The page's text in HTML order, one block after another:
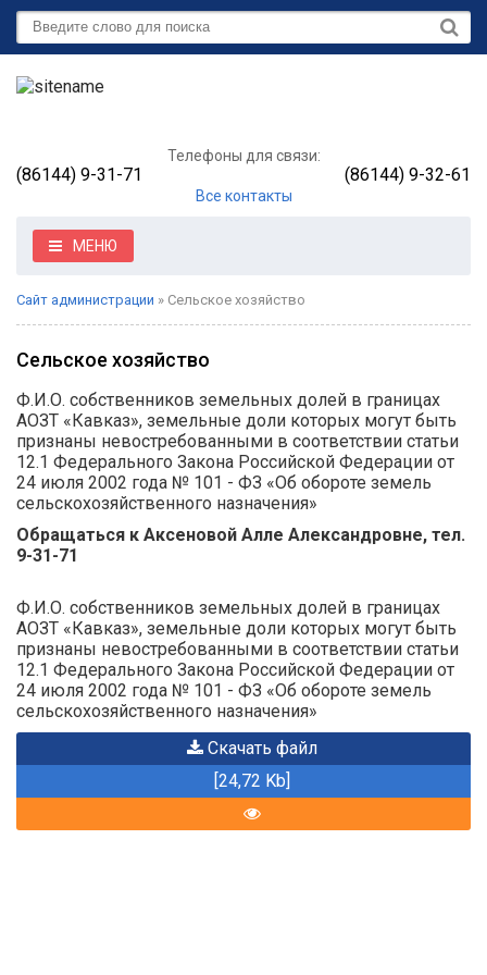
Телефоны для связи:
(86144) 9-31-71 (86144) 9-32-61
Все контакты
МЕНЮ
Сайт администрации » Сельское хозяйство
Сельское хозяйство
Ф.И.О. собственников земельных долей в границах
АОЗТ «Кавказ», земельные доли которых могут быть
признаны невостребованными в соответствии статьи
12.1 Федерального Закона Российской Федерации от
24 июля 2002 года № 101 - ФЗ «Об обороте земель
сельскохозяйственного назначения»
Обращаться к Аксеновой Алле Александровне, тел.
9-31-71
Ф.И.О. собственников земельных долей в границах
АОЗТ «Кавказ», земельные доли которых могут быть
признаны невостребованными в соответствии статьи
12.1 Федерального Закона Российской Федерации от
24 июля 2002 года № 101 - ФЗ «Об обороте земель
сельскохозяйственного назначения»
Скачать файл
[24,72 Kb]